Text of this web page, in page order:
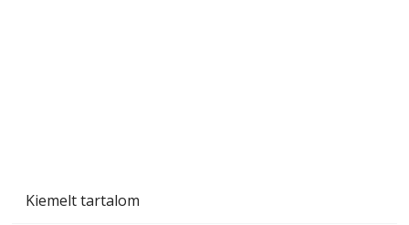
Kiemelt tartalom